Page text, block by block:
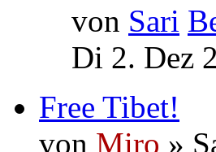
von Sari
Di 2. Dez
Free Tibet!
von Miro »